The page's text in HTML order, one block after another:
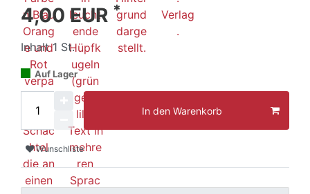
4,00 EUR *
Inhalt1 St.
Auf Lager
In den Warenkorb
Wunschliste